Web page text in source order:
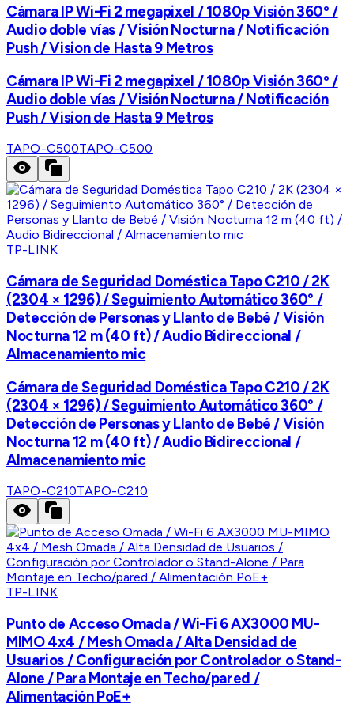
Cámara IP Wi-Fi 2 megapixel / 1080p Visión 360º /
Audio doble vías / Visión Nocturna / Notificación
Push / Vision de Hasta 9 Metros
Cámara IP Wi-Fi 2 megapixel / 1080p Visión 360º /
Audio doble vías / Visión Nocturna / Notificación
Push / Vision de Hasta 9 Metros
TAPO-C500TAPO-C500
TP-LINK
Cámara de Seguridad Doméstica Tapo C210 / 2K
(2304 × 1296) / Seguimiento Automático 360° /
Detección de Personas y Llanto de Bebé / Visión
Nocturna 12 m (40 ft) / Audio Bidireccional /
Almacenamiento mic
Cámara de Seguridad Doméstica Tapo C210 / 2K
(2304 × 1296) / Seguimiento Automático 360° /
Detección de Personas y Llanto de Bebé / Visión
Nocturna 12 m (40 ft) / Audio Bidireccional /
Almacenamiento mic
TAPO-C210TAPO-C210
TP-LINK
Punto de Acceso Omada / Wi-Fi 6 AX3000 MU-
MIMO 4x4 / Mesh Omada / Alta Densidad de
Usuarios / Configuración por Controlador o Stand-
Alone / Para Montaje en Techo/pared /
Alimentación PoE+